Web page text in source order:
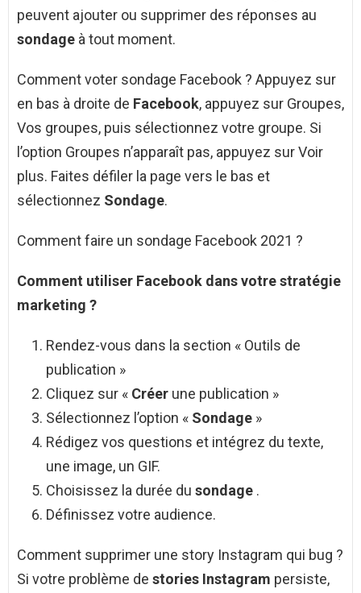
peuvent ajouter ou supprimer des réponses au
sondage à tout moment.
Comment voter sondage Facebook ? Appuyez sur
en bas à droite de Facebook, appuyez sur Groupes,
Vos groupes, puis sélectionnez votre groupe. Si
l’option Groupes n’apparaît pas, appuyez sur Voir
plus. Faites défiler la page vers le bas et
sélectionnez Sondage.
Comment faire un sondage Facebook 2021 ?
Comment utiliser Facebook dans votre stratégie
marketing ?
Rendez-vous dans la section « Outils de
publication »
Cliquez sur « Créer une publication »
Sélectionnez l’option « Sondage »
Rédigez vos questions et intégrez du texte,
une image, un GIF.
Choisissez la durée du sondage .
Définissez votre audience.
Comment supprimer une story Instagram qui bug ?
Si votre problème de stories Instagram persiste,